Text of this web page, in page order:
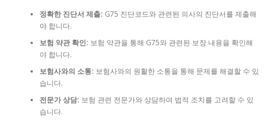
정확한 진단서 제출: G75 진단코드와 관련된 의사의 진단서를 제출해
야 합니다.
보험 약관 확인: 보험 약관을 통해 G75와 관련된 보장 내용을 확인해
야 합니다.
보험사와의 소통: 보험사와의 원활한 소통을 통해 문제를 해결할 수 있
습니다.
전문가 상담: 보험 관련 전문가와 상담하여 법적 조치를 고려할 수 있
습니다.